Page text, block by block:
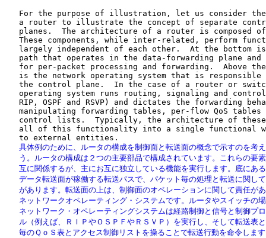
For the purpose of illustration, let us consider
a router to illustrate the concept of separate
planes.  The architecture of a router is composed
These components, while inter-related, perform
largely independent of each other.  At the bottom
path that operates in the data-forwarding plane and
for per-packet processing and forwarding.  Above
is the network operating system that is responsible
the control plane.  In the case of a router or
operating system runs routing, signaling and
RIP, OSPF and RSVP) and dictates the forwarding
manipulating forwarding tables, per-flow QoS tables
control lists.  Typically, the architecture of
all of this functionality into a single functional
具体例のために、ルータの構成を制御面と転送面の概念で示すのを考
う。ルータの構成は２つの主要部品で構成されています。これらの要
互に関係するが、主にお互に独立している機能を実行します。底にあ
データ転送面が稼働する転送パスで、パケット毎の処理と転送に関し
があります。転送面の上は、制御面のオペレーションに関して責任が
ネットワークオペレーティング・システムです。ルータやスイッチの
ネットワーク・オペレーティングシステムは経路制御と信号と制御プ
ル（例えば、ＲＩＰやＯＳＰＦやＲＳＶＰ）を実行し、そして転送表
毎のＱｏＳ表とアクセス制御リストを操ることで転送行動を命令しま